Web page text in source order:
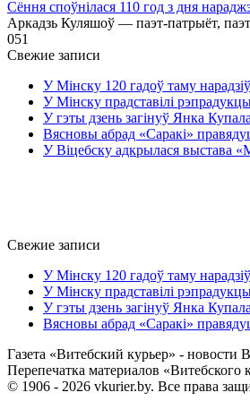
Сёння споўнілася 110 год з дня
Аркадзь Куляшоў — паэт-патрыёт,
051
Свежие записи
У Мінску 120 гадоў таму
У Мінску прадставілі
У гэты дзень загінуў Янка
Вясновы абрад «Саракі»
У Віцебску адкрылася выстава
Свежие записи
У Мінску 120 гадоў таму
У Мінску прадставілі
У гэты дзень загінуў Янка
Вясновы абрад «Саракі»
Газета «Витебский курьер» - новости
Перепечатка материалов
© 1906 - 2026 vkurier.by. Все права